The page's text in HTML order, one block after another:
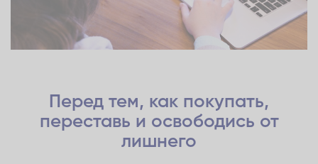
Перед тем, как покупать,
переставь и освободись от
лишнего